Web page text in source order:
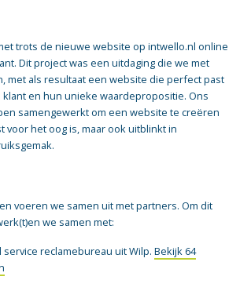
trots de nieuwe website op intwello.nl online
Dit project was een uitdaging die we met
met als resultaat een website die perfect past
en hun unieke waardepropositie. Ons
samengewerkt om een website te creëren
voor het oog is, maar ook uitblinkt in
voeren we samen uit met partners. Om dit
we samen met:
service reclamebureau uit Wilp. Bekijk 64